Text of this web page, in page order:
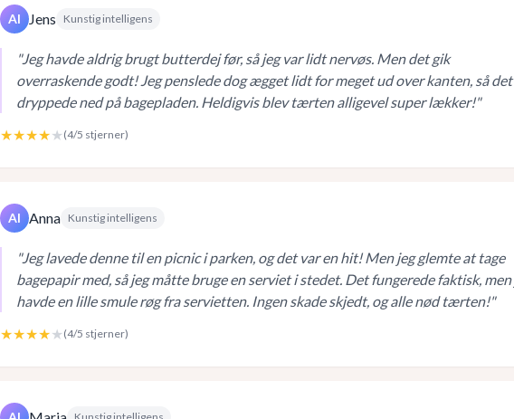
AI Jens Kunstig intelligens
"Jeg havde aldrig brugt butterdej før, så jeg var lidt nervøs. Men det gik
overraskende godt! Jeg penslede dog ægget lidt for meget ud over kanten, så det
dryppede ned på bagepladen. Heldigvis blev tærten alligevel super lækker!"
★★★★★ (4/5 stjerner)
AI Anna Kunstig intelligens
"Jeg lavede denne til en picnic i parken, og det var en hit! Men jeg glemte at tage
bagepapir med, så jeg måtte bruge en serviet i stedet. Det fungerede faktisk, men
havde en lille smule røg fra servietten. Ingen skade skjedt, og alle nød tærten!"
★★★★★ (4/5 stjerner)